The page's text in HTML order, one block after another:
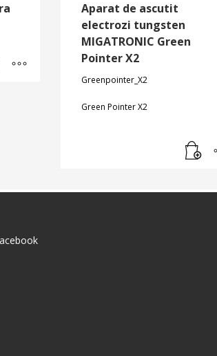
Aparat de ascutit
electrozi tungsten
MIGATRONIC Green
Pointer X2
Greenpointer_X2
Green Pointer X2